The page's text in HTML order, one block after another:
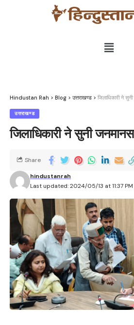
Hindustan Rah > Blog > उत्तराखण्ड > जिलाधिकारी ने
उत्तराखण्ड
जिलाधिकारी ने सुनी
Last updated: 2024/05/13 at 11:37 PM
hindustanrah
Share